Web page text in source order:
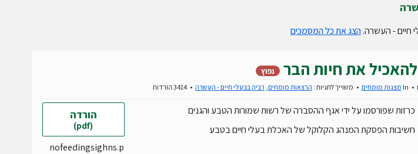
חיים - העשרה.הצג את כל המסמכים
את חיות הבר נפוץ
מצגות מומחים משוייך לתגיות : הרצאות מומחים, רביה בבעלי חיים - העשרה 3414 הורדות
הורדה
(pdf)
nofeedingsighns.p
כרזות שפורסמו על ידי אגף ההסברה של רשות שמורות הטבע והגנים
חשיבות הפסקת המנהג הקלוקל של האכלת בעלי חיים בטבע